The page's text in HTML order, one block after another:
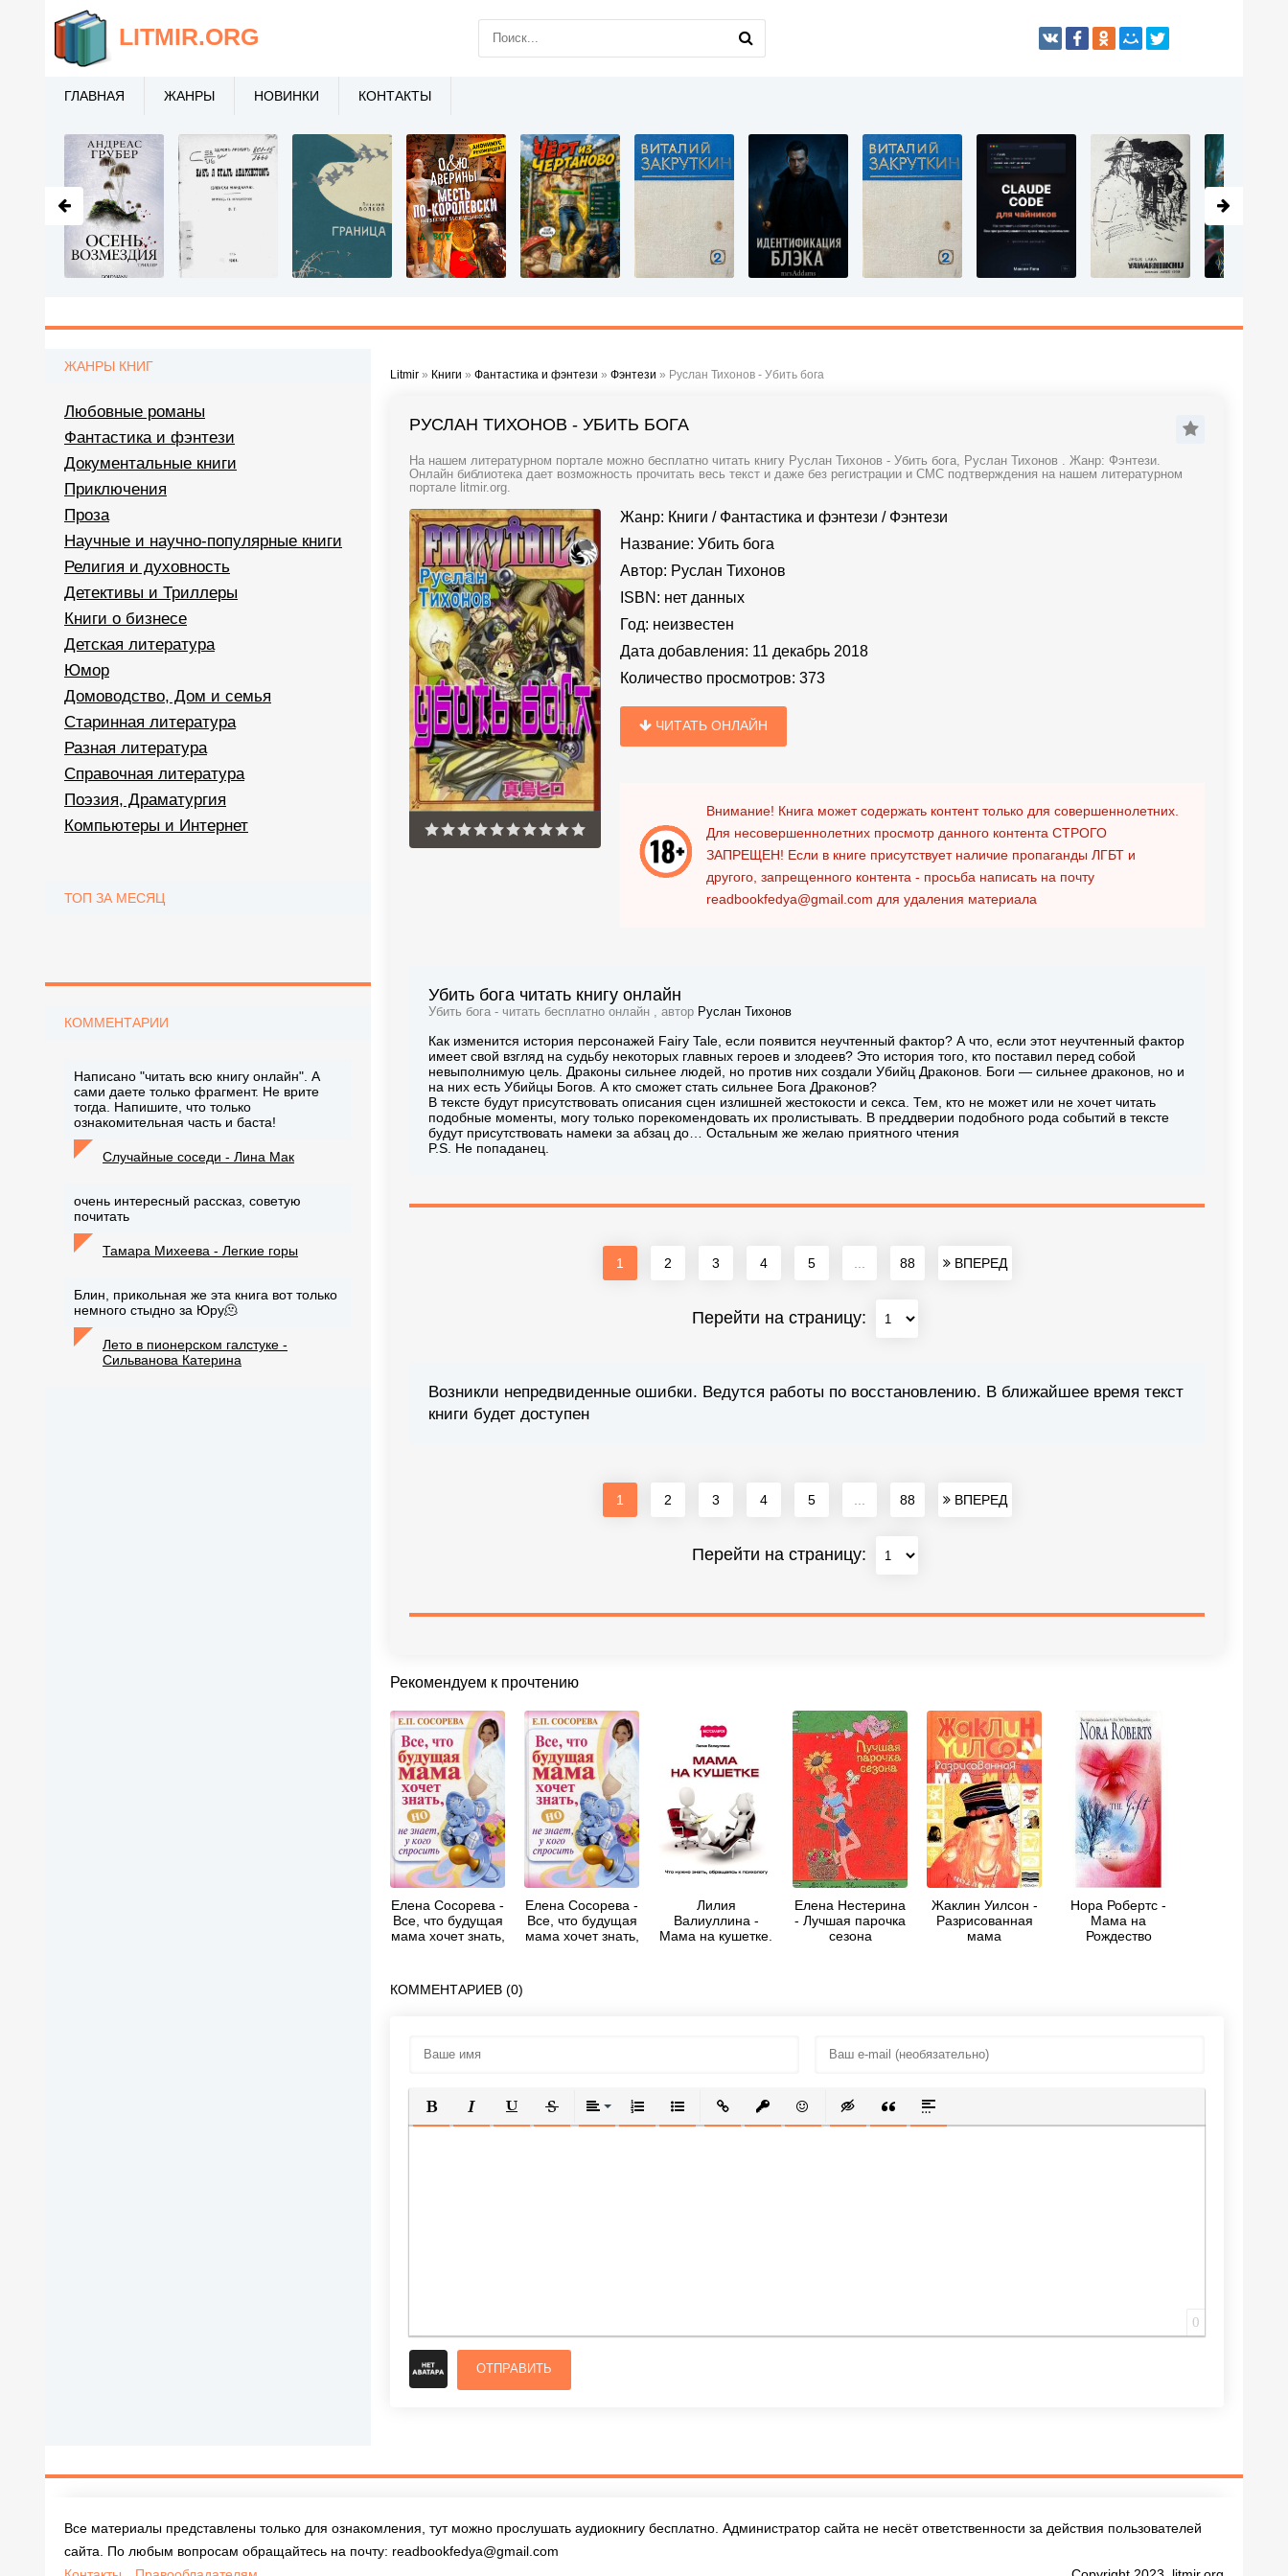
Litmir » Книги » Фантастика и фэнтези » Фэнтези » Руслан Тихонов - Убить бога
РУСЛАН ТИХОНОВ - УБИТЬ БОГА
На нашем литературном портале можно бесплатно читать книгу Руслан Тихонов - Убить бога, Руслан Тихонов . Жанр: Фэнтези.
Онлайн библиотека дает возможность прочитать весь текст и даже без регистрации и СМС подтверждения на нашем литературном
портале litmir.org.
Жанр: Книги / Фантастика и фэнтези / Фэнтези
Название: Убить бога
Автор: Руслан Тихонов
ISBN: нет данных
Год: неизвестен
Дата добавления: 11 декабрь 2018
Количество просмотров: 373
ЧИТАТЬ ОНЛАЙН
Внимание! Книга может содержать контент только для совершеннолетних.
Для несовершеннолетних просмотр данного контента СТРОГО
ЗАПРЕЩЕН! Если в книге присутствует наличие пропаганды ЛГБТ и
другого, запрещенного контента - просьба написать на почту
readbookfedya@gmail.com для удаления материала
Убить бога читать книгу онлайн
Убить бога - читать бесплатно онлайн , автор Руслан Тихонов
Как изменится история персонажей Fairy Tale, если появится неучтенный фактор? А что, если этот неучтенный фактор
имеет свой взгляд на судьбу некоторых главных героев и злодеев? Это история того, кто поставил перед собой
невыполнимую цель. Драконы сильнее людей, но против них создали Убийц Драконов. Боги — сильнее драконов, но и
на них есть Убийцы Богов. А кто сможет стать сильнее Бога Драконов?
В тексте будут присутствовать описания сцен излишней жестокости и секса. Тем, кто не может или не хочет читать
подобные моменты, могу только порекомендовать их пролистывать. В преддверии подобного рода событий в тексте
будут присутствовать намеки за абзац до… Остальным же желаю приятного чтения
P.S. Не попаданец.
1 2 3 4 5 88 ВПЕРЕД
Перейти на страницу:
Возникли непредвиденные ошибки. Ведутся работы по восстановлению. В ближайшее время текст
книги будет доступен
1 2 3 4 5 88 ВПЕРЕД
Перейти на страницу:
Рекомендуем к прочтению
Елена Сосорева -
Все, что будущая
мама хочет знать,
Елена Сосорева -
Все, что будущая
мама хочет знать,
Лилия
Валиуллина -
Мама на кушетке.
Елена Нестерина
- Лучшая парочка
сезона
Жаклин Уилсон -
Разрисованная
мама
Нора Робертс -
Мама на
Рождество
КОММЕНТАРИЕВ (0)
ПОЛУЖИРНЫЙ
КУРСИВПОДЧЕРКНУТЫЙ
ЗАЧЕРКНУТЫЙВЫРАВНИВАНИЕ
НУМЕРОВАННЫЙ СПИСОК
МАРКИРОВАННЫЙ СПИСОК
ВСТАВИТЬ ССЫЛКУ
ВСТАВИТЬ ЗАЩИЩЕННУЮ ССЫЛКУ
ВСТАВИТЬ СМАЙЛИК
ВСТАВКА СКРЫТОГО ТЕКСТА
ВСТАВКА ЦИТАТЫ
ВСТАВКА СПОЙЛЕРА
0
ОТПРАВИТЬ
ЖАНРЫ КНИГ
Любовные романы
Фантастика и фэнтези
Документальные книги
Приключения
Проза
Научные и научно-популярные книги
Религия и духовность
Детективы и Триллеры
Книги о бизнесе
Детская литература
Юмор
Домоводство, Дом и семья
Старинная литература
Разная литература
Справочная литература
Поэзия, Драматургия
Компьютеры и Интернет
ТОП ЗА МЕСЯЦ
КОММЕНТАРИИ
Написано "читать всю книгу онлайн". А
сами даете только фрагмент. Не врите
тогда. Напишите, что только
ознакомительная часть и баста!
Случайные соседи - Лина Мак
очень интересный рассказ, советую
почитать
Тамара Михеева - Легкие горы
Блин, прикольная же эта книга вот только
немного стыдно за Юру🫠
Лето в пионерском галстуке -
Сильванова Катерина
LITMIR.ORG
ГЛАВНАЯ ЖАНРЫ НОВИНКИ КОНТАКТЫ
Все материалы представлены только для ознакомления, тут можно прослушать аудиокнигу бесплатно. Администратор сайта не несёт ответственности за действия пользователей
сайта. По любым вопросам обращайтесь на почту: readbookfedya@gmail.com